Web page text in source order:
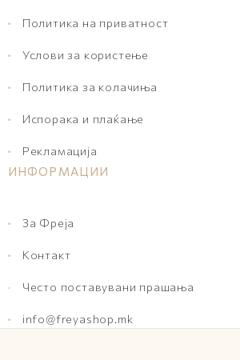
Политика на приватност
Услови за користење
Политика за колачиња
Испорака и плаќање
Рекламација
ИНФОРМАЦИИ
За Фреја
Контакт
Често поставувани прашања
info@freyashop.mk